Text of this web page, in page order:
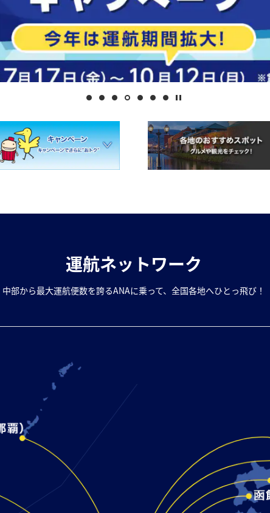
運航ネットワーク
中部から最大運航便数を誇るANAに乗って、全国各地へひとっ飛び！